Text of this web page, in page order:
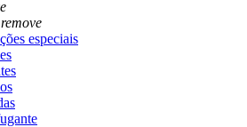
remove
especiais